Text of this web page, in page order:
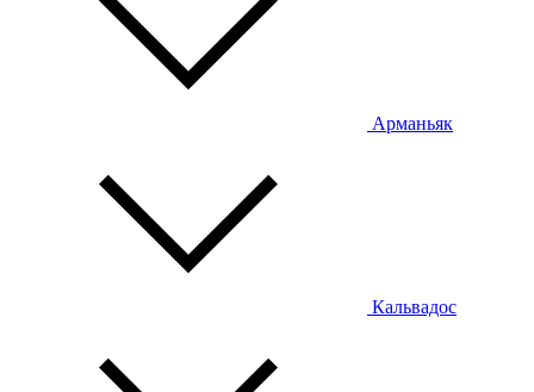
Арманьяк
Кальвадос